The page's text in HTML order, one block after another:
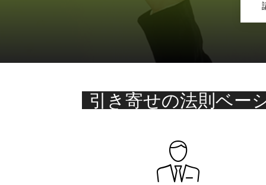
引き寄せの法則ベー